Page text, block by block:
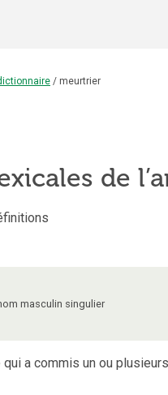
/ meurtrier
de
masculin singulier
qui a commis un ou